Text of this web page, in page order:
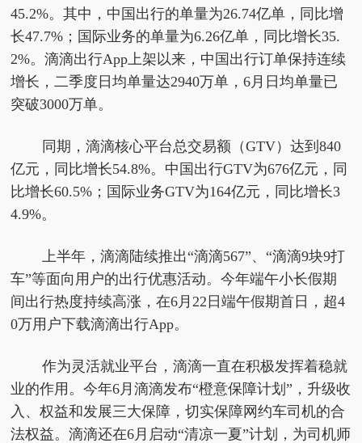
45.2%。其中，中国出行的单量为26.74亿单，同比增
长47.7%；国际业务的单量为6.26亿单，同比增长35.
2%。滴滴出行App上架以来，中国出行订单保持连续
增长，二季度日均单量达2940万单，6月日均单量已
突破3000万单。
同期，滴滴核心平台总交易额（GTV）达到840
亿元，同比增长54.8%。中国出行GTV为676亿元，同
比增长60.5%；国际业务GTV为164亿元，同比增长3
4.9%。
上半年，滴滴陆续推出“滴滴567”、“滴滴9块9打
车”等面向用户的出行优惠活动。今年端午小长假期
间出行热度持续高涨，在6月22日端午假期首日，超4
0万用户下载滴滴出行App。
作为灵活就业平台，滴滴一直在积极发挥着稳就
业的作用。今年6月滴滴发布“橙意保障计划”，升级收
入、权益和发展三大保障，切实保障网约车司机的合
法权益。滴滴还在6月启动“清凉一夏”计划，为司机师